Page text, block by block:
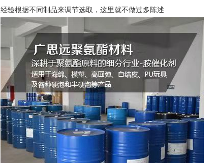
经验根据不同制品来调节选取，这里就不做过多陈述